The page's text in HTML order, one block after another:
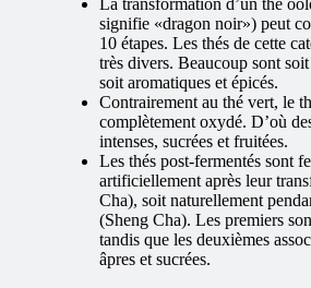
signifie «dragon noir») peut
10 étapes. Les thés de cette
très divers. Beaucoup sont
soit aromatiques et épicés.
Contrairement au thé vert, le
complètement oxydé. D’où
intenses, sucrées et fruitées.
Les thés post-fermentés sont
artificiellement après leur
Cha), soit naturellement
(Sheng Cha). Les premiers
tandis que les deuxièmes
âpres et sucrées.